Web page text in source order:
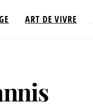
ART DE VIVRE